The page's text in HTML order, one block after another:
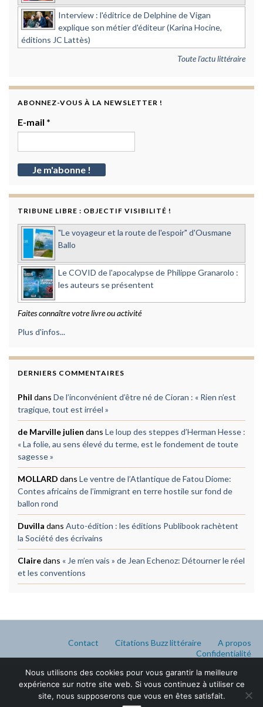
Interview : l'éditrice de Delphine de Vigan
explique son métier d'éditeur (Karina Hocine,
éditions JC Lattès)
Toute l'actu littéraire
ABONNEZ-VOUS À LA NEWSLETTER !
E-mail *
TRIBUNE LIBRE : OBJECTIF VISIBILITÉ !
"Le voyageur et la route de l'espoir" d'Ousmane
Ballo
Le COVID de l'apocalypse de Philippe Granarolo :
les auteurs se présentent
Faites connaître votre livre ou activité
Plus d'infos...
DERNIERS COMMENTAIRES
Phil dans De l’inconvénient d’être né de Cioran : « Rien n’est
tragique, tout est irréel »
de Marville julien dans Le loup des steppes d’Herman Hesse :
« La folie, au sens élevé du terme, est le fondement de toute
sagesse »
MOLLARD dans Le ventre de l’Atlantique de Fatou Diome:
Contes africains de l’immigrant en terre hostile sur fond de
ballon rond
Duvilla dans Auto-édition : les éditions Publibook rachètent
la Société des écrivains
Clairedans « Je m’en vais » de Jean Echenoz: Détourner le réel
et les conventions
Contact Citations Buzz littéraire
A propos
Confidentialité
Nous utilisons des cookies pour vous garantir la meilleure
expérience sur notre site web. Si vous continuez à utiliser ce
site, nous supposerons que vous en êtes satisfait.